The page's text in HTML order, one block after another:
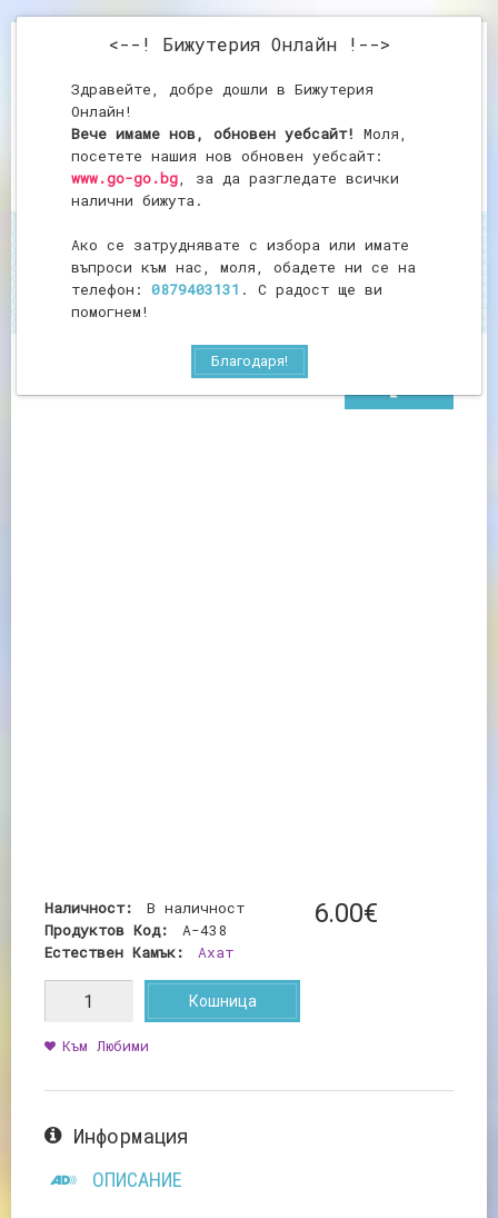
<--! Бижутерия Онлайн !-->
Здравейте, добре дошли в Бижутерия
Онлайн!
Вече имаме нов, обновен уебсайт! Моля,
посетете нашия нов обновен уебсайт:
www.go-go.bg, за да разгледате всички
налични бижута.
Ако се затруднявате с избора или имате
въпроси към нас, моля, обадете ни се на
телефон: 0879403131 . С радост ще ви
помогнем!
Благодаря!
Начало Гривна от ахат
Гривна от ахат
Наличност:
В наличност
Продуктов Код:
А-438
Естествен Камък:
Ахат
6.00€
Кошница
Към Любими
Информация
ОПИСАНИЕ